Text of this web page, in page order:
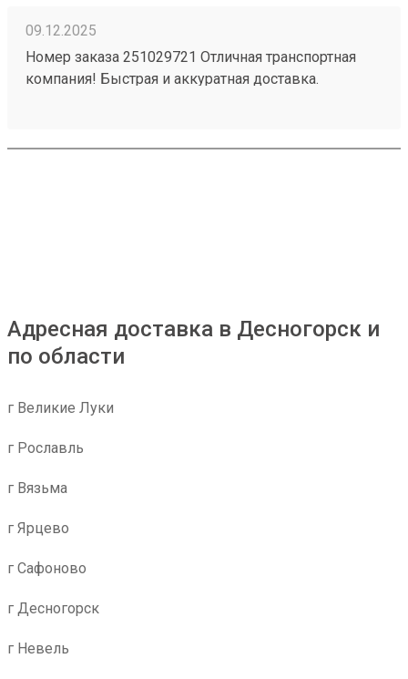
09.12.2025
Номер заказа 251029721 Отличная транспортная
компания! Быстрая и аккуратная доставка.
время - есть с чем сравнивать.
Адресная доставка в Десногорск и
по области
г Великие Луки
г Рославль
г Вязьма
г Ярцево
г Сафоново
г Десногорск
г Невель